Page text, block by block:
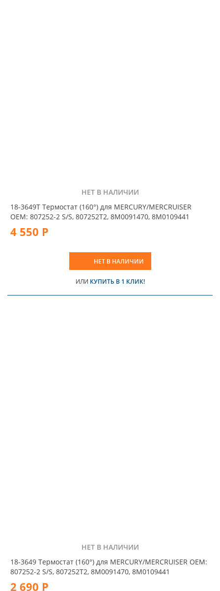
НЕТ В НАЛИЧИИ
18-3649T Термостат (160°) для MERCURY/MERCRUISER
OEM: 807252-2 S/S, 807252T2, 8M0091470, 8M0109441
4 550 Р
НЕТ В НАЛИЧИИ
ИЛИ КУПИТЬ В 1 КЛИК!
НЕТ В НАЛИЧИИ
18-3649 Термостат (160°) для MERCURY/MERCRUISER OEM:
807252-2 S/S, 807252T2, 8M0091470, 8M0109441
2 690 Р